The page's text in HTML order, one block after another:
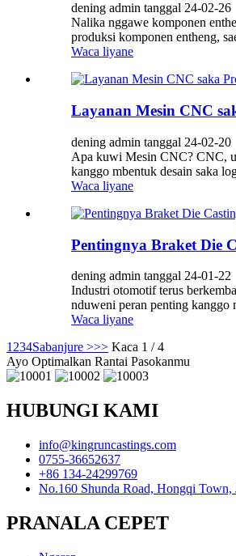
dening admin tanggal 24-02-26
Nalika nggawe komponen
produksi komponen entheng,
Waca liyane
Layanan Mesin CNC
dening admin tanggal 24-02-20
Apa kuwi Mesin CNC? CNC,
kanggo mbentuk desain saka
Waca liyane
Pentingnya Braket Die
dening admin tanggal 24-01-22
Industri otomotif terus
nduweni peran penting
Waca liyane
1 234Sabanjure >>> Kaca 1 / 4
Ayo Optimalkan Rantai Pasokanmu
HUBUNGI KAMI
info@kingruncastings.com
0755-36652637
+86 134-24299769
No.160 Shunda Road, Hongqi
PRANALA CEPET